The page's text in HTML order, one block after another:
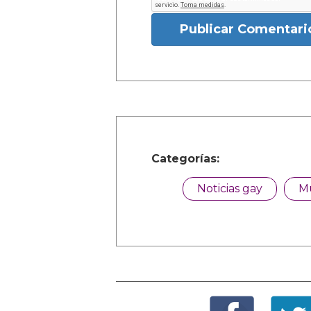
Publicar
Categorías:
Noticias gay